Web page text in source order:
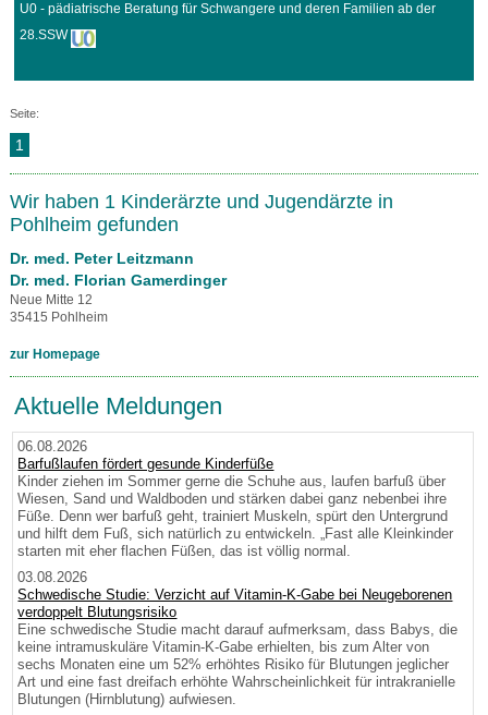
U0 - pädiatrische Beratung für Schwangere und deren Familien ab der
28.SSW
Seite:
1
Wir haben 1 Kinderärzte und Jugendärzte in
Pohlheim gefunden
Dr. med. Peter Leitzmann
Dr. med. Florian Gamerdinger
Neue Mitte 12
35415 Pohlheim
zur Homepage
Aktuelle Meldungen
06.08.2026
Barfußlaufen fördert gesunde Kinderfüße
Kinder ziehen im Sommer gerne die Schuhe aus, laufen barfuß über
Wiesen, Sand und Waldboden und stärken dabei ganz nebenbei ihre
Füße. Denn wer barfuß geht, trainiert Muskeln, spürt den Untergrund
und hilft dem Fuß, sich natürlich zu entwickeln. „Fast alle Kleinkinder
starten mit eher flachen Füßen, das ist völlig normal.
03.08.2026
Schwedische Studie: Verzicht auf Vitamin-K-Gabe bei Neugeborenen
verdoppelt Blutungsrisiko
Eine schwedische Studie macht darauf aufmerksam, dass Babys, die
keine intramuskuläre Vitamin-K-Gabe erhielten, bis zum Alter von
sechs Monaten eine um 52% erhöhtes Risiko für Blutungen jeglicher
Art und eine fast dreifach erhöhte Wahrscheinlichkeit für intrakranielle
Blutungen (Hirnblutung) aufwiesen.